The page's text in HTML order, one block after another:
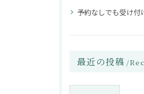
予約なしでも受け付
最近の投稿